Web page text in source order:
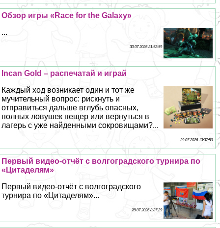
Обзор игры «Race for the Galaxy»
...
30 07 2026 21:53:59
Incan Gold – распечатай и играй
Каждый ход возникает один и тот же
мучительный вопрос: рискнуть и
отправиться дальше вглубь опасных,
полных ловушек пещер или вернуться в
лагерь с уже найденными сокровищами?...
29 07 2026 13:37:50
Первый видео-отчёт с волгоградского турнира по
«Цитаделям»
Первый видео-отчёт с волгоградского
турнира по «Цитаделям»...
28 07 2026 8:37:29